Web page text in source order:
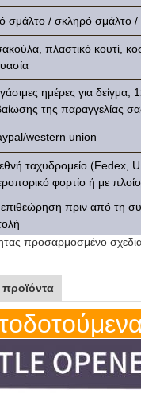
σμάλτο / σκληρό σμάλτο
πλαστικό κουτί,
ημέρες για
της παραγγελίας
western union
ταχυδρομείο (Fedex,
φορτίο ή με
πριν από τη
προσαρμοσμένο